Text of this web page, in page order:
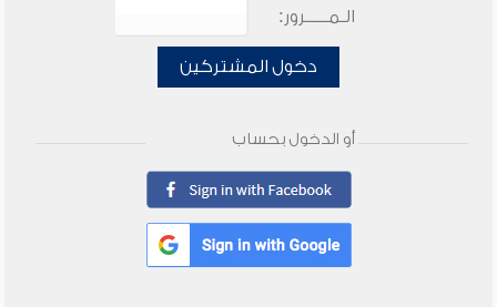
الـمـــــرور:
دخول المشتركين
أو الدخول بحساب